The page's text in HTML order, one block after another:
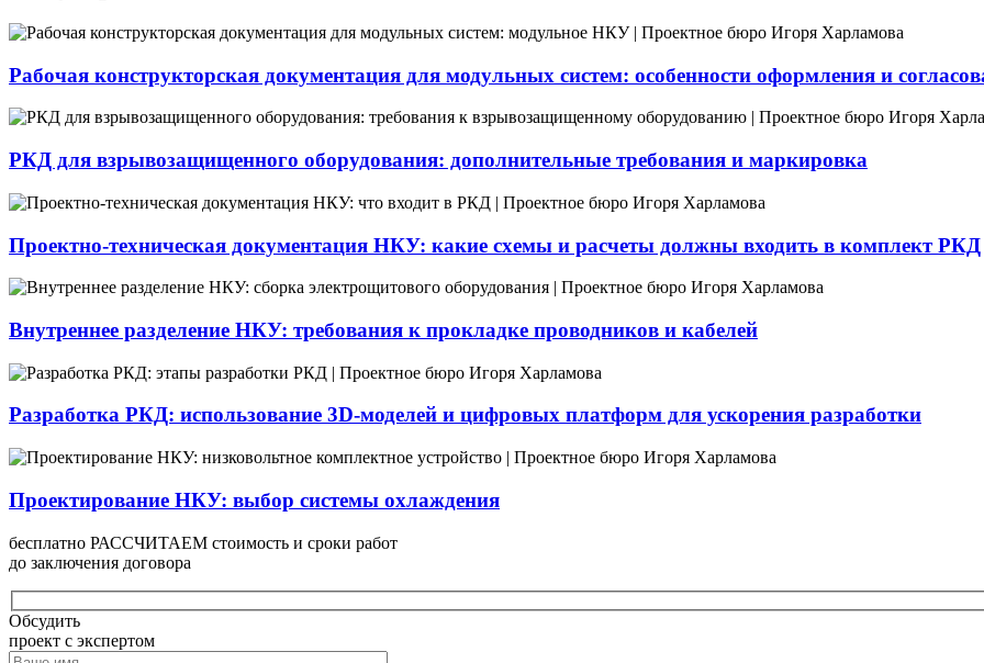
Рабочая конструкторская документация для модульных систем: особенности оформления и
РКД для взрывозащищенного оборудования: дополнительные требования и маркировка
Проектно-техническая документация НКУ: какие схемы и расчеты должны входить в комплект РКД
Внутреннее разделение НКУ: требования к прокладке проводников и кабелей
Разработка РКД: использование 3D-моделей и цифровых платформ для ускорения разработки
Проектирование НКУ: выбор системы охлаждения
бесплатно РАССЧИТАЕМ стоимость и сроки работ
до заключения договора
Обсудить
проект с экспертом